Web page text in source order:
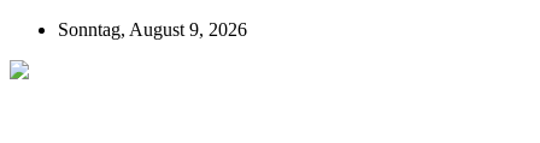
Sonntag, August 9, 2026